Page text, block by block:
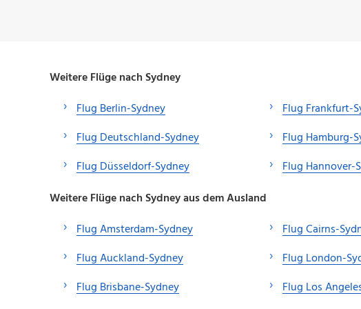
Weitere Flüge nach Sydney
Flug Berlin-Sydney
Flug Deutschland-Sydney
Flug Düsseldorf-Sydney
Flug Frankfurt-
Flug Hamburg-
Flug Hannover-
Weitere Flüge nach Sydney aus dem Ausland
Flug Amsterdam-Sydney
Flug Auckland-Sydney
Flug Brisbane-Sydney
Flug Cairns-
Flug London-
Flug Los